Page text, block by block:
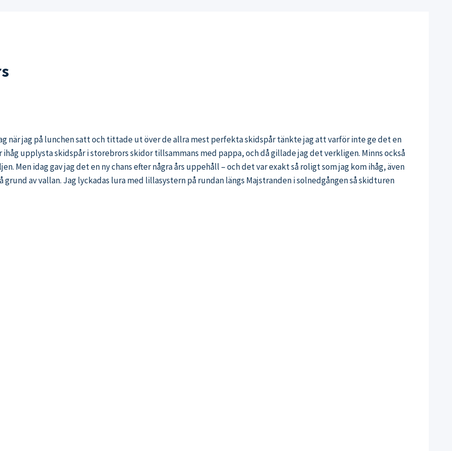
när jag på lunchen satt och tittade ut över de allra mest perfekta skidspår tänkte jag att varför inte ge det en
upplysta skidspår i storebrors skidor tillsammans med pappa, och då gillade jag det verkligen. Minns också
Men idag gav jag det en ny chans efter några års uppehåll – och det var exakt så roligt som jag kom ihåg, även
av vallan. Jag lyckadas lura med lillasystern på rundan längs Majstranden i solnedgången så skidturen